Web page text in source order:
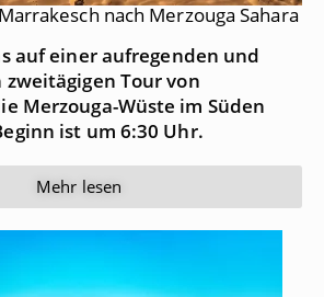
nach Merzouga Sahara
auf einer aufregenden und
zweitägigen Tour von
Merzouga-Wüste im Süden
ist um 6:30 Uhr.
Mehr lesen